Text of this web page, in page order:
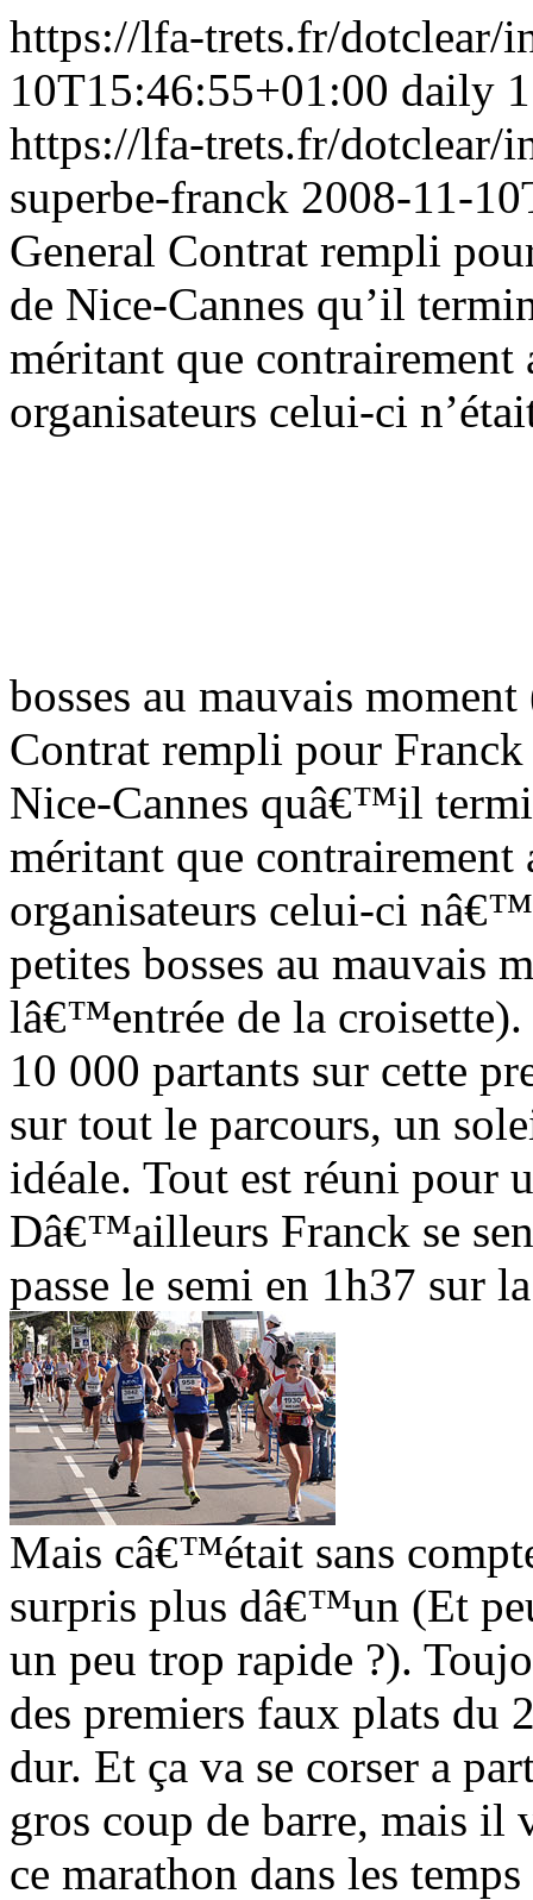
https://lfa-trets.fr/dotclear/
10T15:46:55+01:00 daily 1
https://lfa-trets.fr/dotclear/
superbe-franck 2008-11-
General Contrat rempli
de Nice-Cannes qu’il
méritant que contrairement
organisateurs celui-ci
bosses au mauvais
Contrat rempli pour
Nice-Cannes quâ€™il
méritant que
organisateurs celui-ci
petites bosses au mauvais
lâ€™entrée de la croisette).
10 000 partants sur cette
sur tout le parcours, un
idéale. Tout est réuni pour
Dâ€™ailleurs Franck se
passe le semi en 1h37 sur
Mais câ€™était sans
surpris plus dâ€™un (Et
un peu trop rapide ?).
des premiers faux plats du
dur. Et ça va se corser a
gros coup de barre, mais il
ce marathon dans les